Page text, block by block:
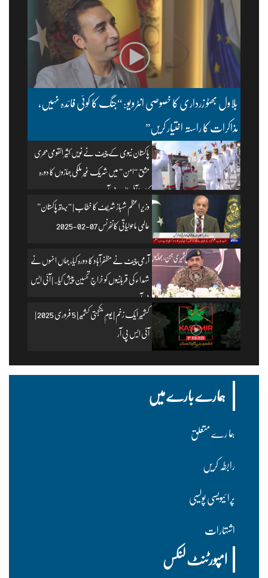
بلاول بھٹو زرداری کا خصوصی انٹرویو: “جنگ کا کوئی فائدہ نہیں،
مذاکرات کا راستہ اختیار کریں”
پاکستان نیوی کے چیف نے نویں کثیر القومی بحری
مشق “امن” میں شریک غیر ملکی جہازوں کا دورہ
کیا۔ | آئی ایس پی آر
وزیرِ اعظم شہباز شریف کا خطاب | “بریتھ پاکستان”
عالمی ماحولیاتی کانفرنس 07-02-2025
آرمی چیف نے مظفرآباد کا دورہ کیا، جہاں انہوں نے
شہداء کی قربانیوں کو خراجِ تحسین پیش کیا۔ | آئی ایس
پی آر
کشمیر ایک زخم | یومِ یکجہتی کشمیر | 5 فروری 2025 |
آئی ایس پی آر
ہمارے بارے میں
ہما رے متعلق
رابطہ کریں
پرا ئیویسی پولسیی
اشتہارات
امپورٹنٹ لنکس